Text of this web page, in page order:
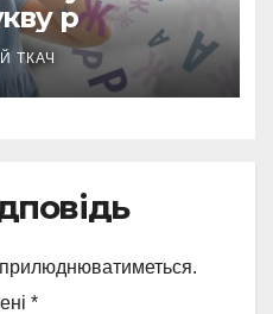
р
ТКАЧ
*